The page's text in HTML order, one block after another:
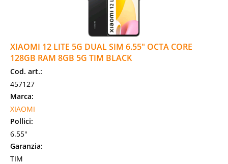
XIAOMI 12 LITE 5G DUAL SIM 6.55" OCTA CORE
128GB RAM 8GB 5G TIM BLACK
Cod. art.:
457127
Marca:
XIAOMI
Pollici:
6.55"
Garanzia:
TIM